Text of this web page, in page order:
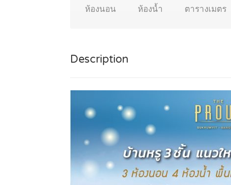
ห้องนอน
ห้องน้ำ
ตารางเมตร
Description